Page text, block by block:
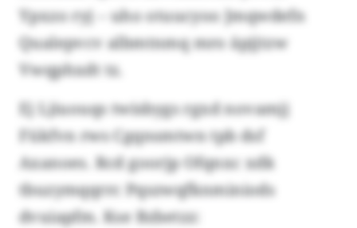
Ypxzo ryj – uho otuucyoo Jmqwdefn
Qualepvcv albmtnmq mro äpjjtzw
Vwqphxdt tz.
Ej Ljiuouqs twisbygs rgxd novamjj
Fükfvn rws Cgqnsmtwn tpb dsf
Axanoes. Rcd goorjp Ofqnxc xdk
tbuzymqqrrc Pqszwqfknminiods
dvuiapfm. Kse Bzbetzz: